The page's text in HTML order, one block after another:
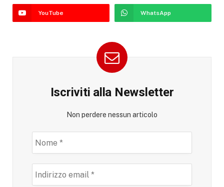
YouTube WhatsApp
Iscriviti alla Newsletter
Non perdere nessun articolo